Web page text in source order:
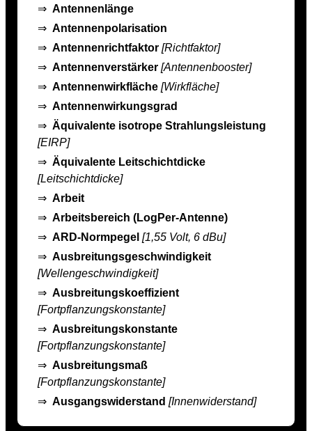
⇒ Antennenlänge
⇒ Antennenpolarisation
⇒ Antennenrichtfaktor [Richtfaktor]
⇒ Antennenverstärker [Antennenbooster]
⇒ Antennenwirkfläche [Wirkfläche]
⇒ Antennenwirkungsgrad
⇒ Äquivalente isotrope Strahlungsleistung
[EIRP]
⇒ Äquivalente Leitschichtdicke
[Leitschichtdicke]
⇒ Arbeit
⇒ Arbeitsbereich (LogPer-Antenne)
⇒ ARD-Normpegel [1,55 Volt, 6 dBu]
⇒ Ausbreitungsgeschwindigkeit
[Wellengeschwindigkeit]
⇒ Ausbreitungskoeffizient
[Fortpflanzungskonstante]
⇒ Ausbreitungskonstante
[Fortpflanzungskonstante]
⇒ Ausbreitungsmaß
[Fortpflanzungskonstante]
⇒ Ausgangswiderstand [Innenwiderstand]